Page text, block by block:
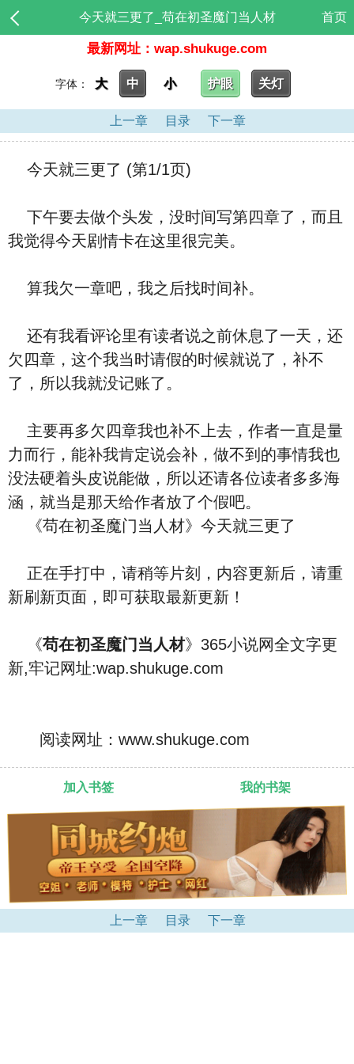
今天就三更了_苟在初圣魔门当人材 首页
最新网址：wap.shukuge.com
字体： 大 中 小 护眼 关灯
上一章 目录 下一章
今天就三更了 (第1/1页)
下午要去做个头发，没时间写第四章了，而且
我觉得今天剧情卡在这里很完美。
算我欠一章吧，我之后找时间补。
还有我看评论里有读者说之前休息了一天，还
欠四章，这个我当时请假的时候就说了，补不
了，所以我就没记账了。
主要再多欠四章我也补不上去，作者一直是量
力而行，能补我肯定说会补，做不到的事情我也
没法硬着头皮说能做，所以还请各位读者多多海
涵，就当是那天给作者放了个假吧。
《苟在初圣魔门当人材》今天就三更了
正在手打中，请稍等片刻，内容更新后，请重
新刷新页面，即可获取最新更新！
《苟在初圣魔门当人材》365小说网全文字更
新,牢记网址:wap.shukuge.com
阅读网址：www.shukuge.com
加入书签 我的书架
上一章 目录 下一章